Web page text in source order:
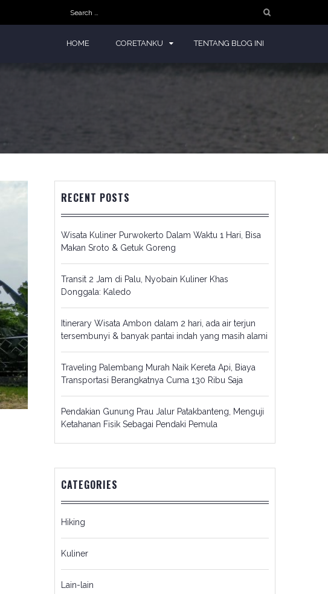
Search
for:
HOME CORETANKU TENTANG BLOG INI
RECENT POSTS
Wisata Kuliner Purwokerto Dalam Waktu 1 Hari, Bisa
Makan Sroto & Getuk Goreng
Transit 2 Jam di Palu, Nyobain Kuliner Khas
Donggala: Kaledo
Itinerary Wisata Ambon dalam 2 hari, ada air terjun
tersembunyi & banyak pantai indah yang masih alami
Traveling Palembang Murah Naik Kereta Api, Biaya
Transportasi Berangkatnya Cuma 130 Ribu Saja
Pendakian Gunung Prau Jalur Patakbanteng, Menguji
Ketahanan Fisik Sebagai Pendaki Pemula
CATEGORIES
Hiking
Kuliner
Lain-lain